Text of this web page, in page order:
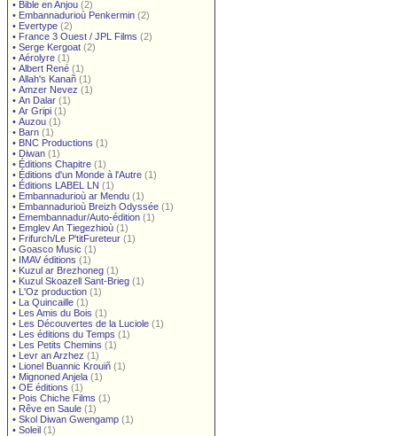
• Bible en Anjou (2)
• Embannadurioù Penkermin (2)
• Evertype (2)
• France 3 Ouest / JPL Films (2)
• Serge Kergoat (2)
• Aérolyre (1)
• Albert René (1)
• Allah's Kanañ (1)
• Amzer Nevez (1)
• An Dalar (1)
• Ar Gripi (1)
• Auzou (1)
• Barn (1)
• BNC Productions (1)
• Diwan (1)
• Éditions Chapitre (1)
• Éditions d'un Monde à l'Autre (1)
• Éditions LABEL LN (1)
• Embannadurioù ar Mendu (1)
• Embannadurioù Breizh Odyssée (1)
• Emembannadur/Auto-édition (1)
• Emglev An Tiegezhioù (1)
• Frifurch/Le P'titFureteur (1)
• Goasco Music (1)
• IMAV éditions (1)
• Kuzul ar Brezhoneg (1)
• Kuzul Skoazell Sant-Brieg (1)
• L'Oz production (1)
• La Quincaille (1)
• Les Amis du Bois (1)
• Les Découvertes de la Luciole (1)
• Les éditions du Temps (1)
• Les Petits Chemins (1)
• Levr an Arzhez (1)
• Lionel Buannic Krouiñ (1)
• Mignoned Anjela (1)
• OE éditions (1)
• Pois Chiche Films (1)
• Rêve en Saule (1)
• Skol Diwan Gwengamp (1)
• Soleil (1)